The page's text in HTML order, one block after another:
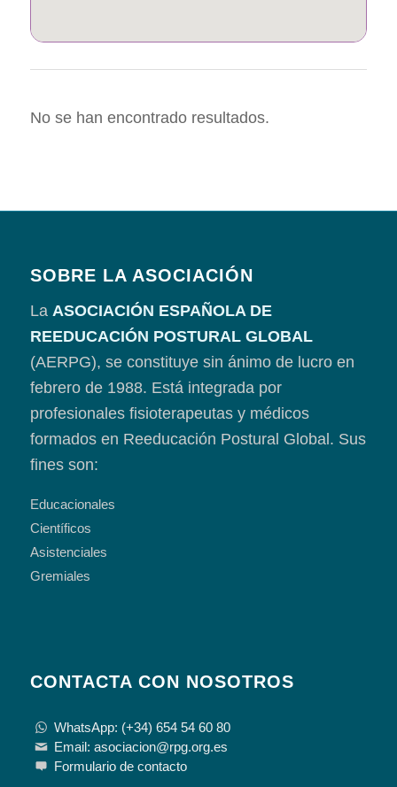
No se han encontrado resultados.
SOBRE LA ASOCIACIÓN
La ASOCIACIÓN ESPAÑOLA DE
REEDUCACIÓN POSTURAL GLOBAL
(AERPG), se constituye sin ánimo de lucro en
febrero de 1988. Está integrada por
profesionales fisioterapeutas y médicos
formados en Reeducación Postural Global. Sus
fines son:
Educacionales
Científicos
Asistenciales
Gremiales
CONTACTA CON NOSOTROS
WhatsApp: (+34) 654 54 60 80
Email: asociacion@rpg.org.es
Formulario de contacto